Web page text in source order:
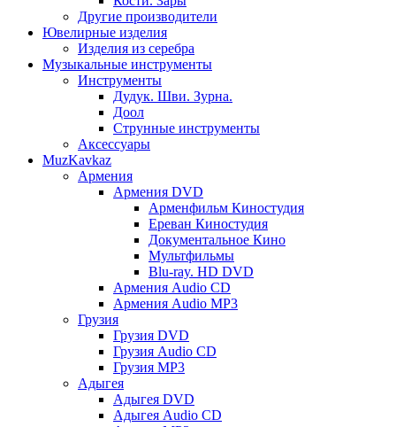
Другие производители
Ювелирные изделия
Изделия из серебра
Музыкальные инструменты
Инструменты
Дудук. Шви. Зурна.
Доол
Струнные инструменты
Аксессуары
MuzKavkaz
Армения
Армения DVD
Арменфильм Киностудия
Ереван Киностудия
Документальное Кино
Мультфильмы
Blu-ray. HD DVD
Армения Audio CD
Армения Audio MP3
Грузия
Грузия DVD
Грузия Audio CD
Грузия MP3
Адыгея
Адыгея DVD
Адыгея Audio CD